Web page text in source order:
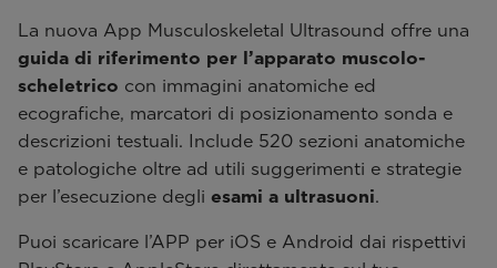
La nuova App Musculoskeletal Ultrasound offre una
guida di riferimento per l’apparato muscolo-
scheletrico con immagini anatomiche ed
ecografiche, marcatori di posizionamento sonda e
descrizioni testuali. Include 520 sezioni anatomiche
e patologiche oltre ad utili suggerimenti e strategie
per l’esecuzione degli esami a ultrasuoni.
Puoi scaricare l’APP per iOS e Android dai rispettivi